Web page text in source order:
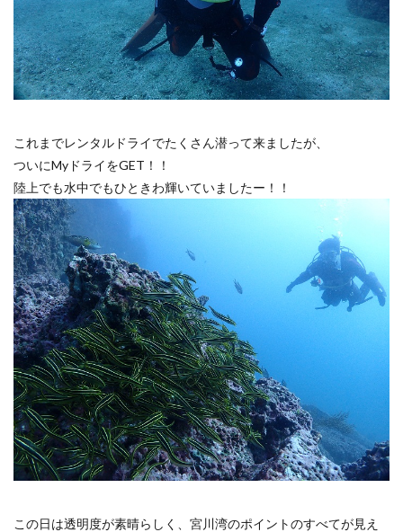
これまでレンタルドライでたくさん潜って来ましたが、
ついにMyドライをGET！！
陸上でも水中でもひときわ輝いていましたー！！
この日は透明度が素晴らしく、宮川湾のポイントのすべてが見え